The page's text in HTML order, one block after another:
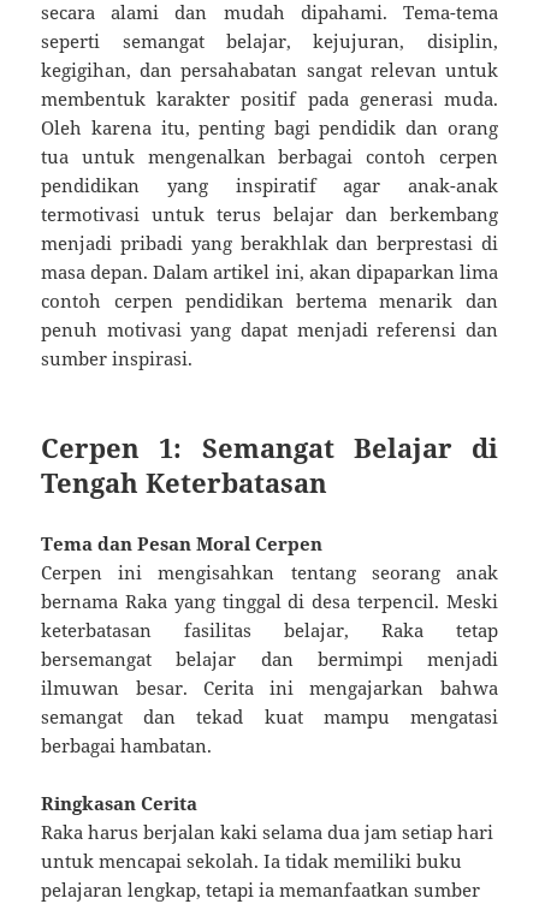
secara alami dan mudah dipahami. Tema-tema
seperti semangat belajar, kejujuran, disiplin,
kegigihan, dan persahabatan sangat relevan untuk
membentuk karakter positif pada generasi muda.
Oleh karena itu, penting bagi pendidik dan orang
tua untuk mengenalkan berbagai contoh cerpen
pendidikan yang inspiratif agar anak-anak
termotivasi untuk terus belajar dan berkembang
menjadi pribadi yang berakhlak dan berprestasi di
masa depan. Dalam artikel ini, akan dipaparkan lima
contoh cerpen pendidikan bertema menarik dan
penuh motivasi yang dapat menjadi referensi dan
sumber inspirasi.
Cerpen 1: Semangat Belajar di
Tengah Keterbatasan
Tema dan Pesan Moral Cerpen
Cerpen ini mengisahkan tentang seorang anak
bernama Raka yang tinggal di desa terpencil. Meski
keterbatasan fasilitas belajar, Raka tetap
bersemangat belajar dan bermimpi menjadi
ilmuwan besar. Cerita ini mengajarkan bahwa
semangat dan tekad kuat mampu mengatasi
berbagai hambatan.
Ringkasan Cerita
Raka harus berjalan kaki selama dua jam setiap hari
untuk mencapai sekolah. Ia tidak memiliki buku
pelajaran lengkap, tetapi ia memanfaatkan sumber